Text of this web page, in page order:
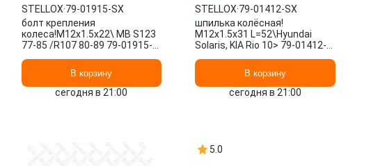
STELLOX·79-01915-SX
болт крепления
колеса!M12x1.5x22\ MB S123
77-85 /R107 80-89 79-01915-
В корзину
сегодня в 21:00
STELLOX·79-01412-SX
шпилька колёсная!
M12x1.5x31 L=52\Hyundai
Solaris, KIA Rio 10> 79-01412-
В корзину
сегодня в 21:00
5.0